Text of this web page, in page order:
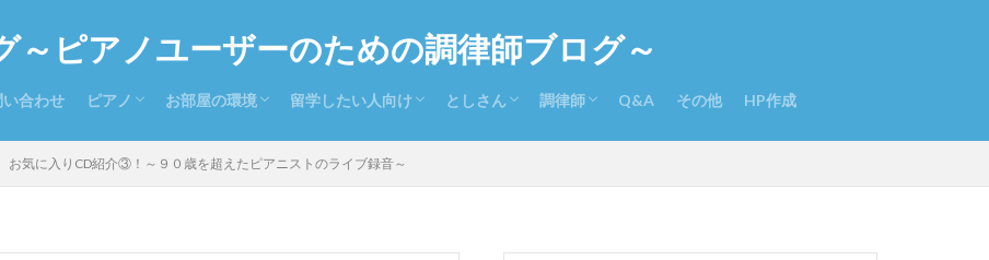
～ピアノユーザーのための調律師ブログ～
い合わせ ピアノ
ピアノを持っている人向け
ピアノを探している人向け
お部屋の環境
置き場所
防音
温度と湿度
留学したい人向け
留学お役立ち情報
留学ドイツ語
としさん
としさんのさらに詳しい経歴
お気に入りCD
全日本ピアノeコンクール体験記
調律師
調律師になるには
調律関係書籍
Q&A その他 HP作成
お気に入りCD紹介③！～９０歳を超えたピアニストのライブ録音～